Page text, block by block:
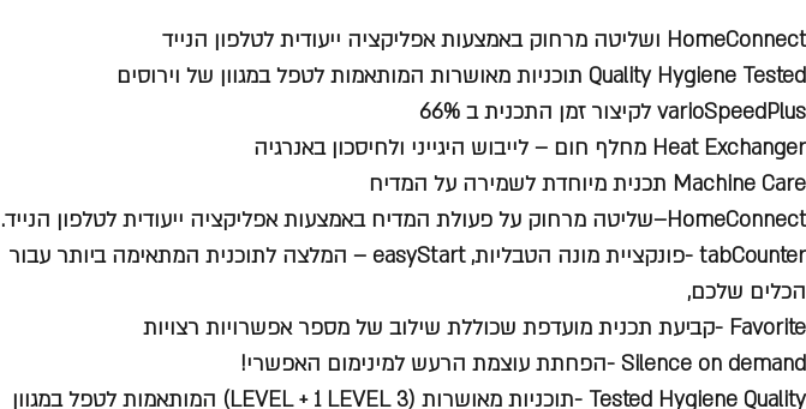
HomeConnect ושליטה מרחוק באמצעות אפליקציה ייעודית לטלפון הנייד
Quality Hygiene Tested תוכניות מאושרות המותאמות לטפל במגוון של וירוסים
varioSpeedPlus לקיצור זמן התכנית ב 66%
Heat Exchanger מחלף חום – לייבוש היגייני ולחיסכון באנרגיה
Machine Care תכנית מיוחדת לשמירה על המדיח
HomeConnect–שליטה מרחוק על פעולת המדיח באמצעות אפליקציה ייעודית לטלפון הנייד.
tabCounter -פונקציית מונה הטבליות, easyStart – המלצה לתוכנית המתאימה ביותר עבור
הכלים שלכם,
Favorite -קביעת תכנית מועדפת שכוללת שילוב של מספר אפשרויות רצויות
Silence on demand -הפחתת עוצמת הרעש למינימום האפשרי!
Tested Hygiene Quality -תוכניות מאושרות (3 LEVEL + 1 LEVEL) המותאמות לטפל במגוון